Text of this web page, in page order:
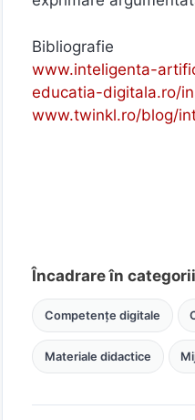
Bibliografie
www.inteligenta-
educatia-digitala.ro/
www.twinkl.ro/blog/
Încadrare în
Competențe digitale
Materiale didactice